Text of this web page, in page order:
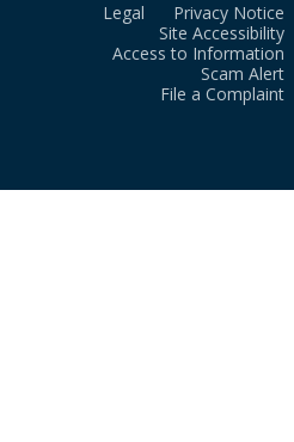
Legal
Privacy Notice
Site Accessibility
Access to Information
Scam Alert
File a Complaint